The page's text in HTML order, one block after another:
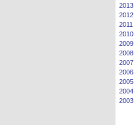
2013
2012
2011
2010
2009
2008
2007
2006
2005
2004
2003